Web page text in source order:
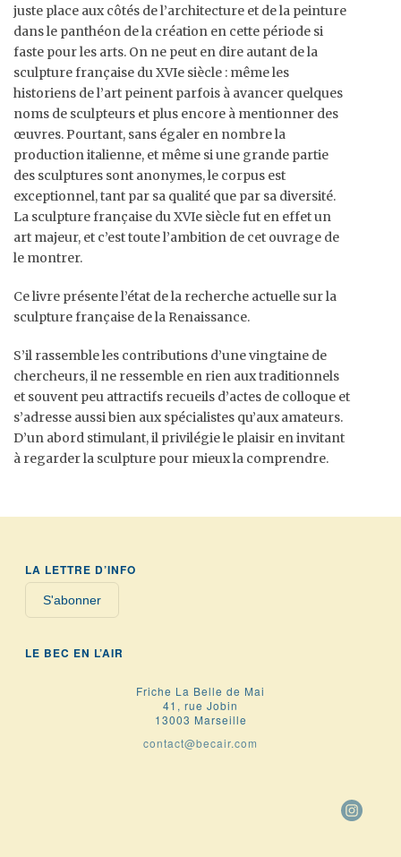
juste place aux côtés de l’architecture et de la peinture
dans le panthéon de la création en cette période si
faste pour les arts. On ne peut en dire autant de la
sculpture française du XVIe siècle : même les
historiens de l’art peinent parfois à avancer quelques
noms de sculpteurs et plus encore à mentionner des
œuvres. Pourtant, sans égaler en nombre la
production italienne, et même si une grande partie
des sculptures sont anonymes, le corpus est
exceptionnel, tant par sa qualité que par sa diversité.
La sculpture française du XVIe siècle fut en effet un
art majeur, et c’est toute l’ambition de cet ouvrage de
le montrer.
Ce livre présente l’état de la recherche actuelle sur la
sculpture française de la Renaissance.
S’il rassemble les contributions d’une vingtaine de
chercheurs, il ne ressemble en rien aux traditionnels
et souvent peu attractifs recueils d’actes de colloque et
s’adresse aussi bien aux spécialistes qu’aux amateurs.
D’un abord stimulant, il privilégie le plaisir en invitant
à regarder la sculpture pour mieux la comprendre.
LA LETTRE D’INFO
S'abonner
LE BEC EN L’AIR
Friche La Belle de Mai
41, rue Jobin
13003 Marseille
contact@becair.com